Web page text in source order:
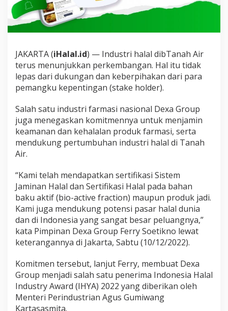
D
u
u
g
p
e
r
t
m
u
h
a
n
d
u
s
t
r
i
H
l
a
l
JAKARTA (iHalal.id) — Industri halal dibTanah Air
terus menunjukkan perkembangan. Hal itu tidak
lepas dari dukungan dan keberpihakan dari para
pemangku kepentingan (stake holder).
Salah satu industri farmasi nasional Dexa Group
juga menegaskan komitmennya untuk menjamin
keamanan dan kehalalan produk farmasi, serta
mendukung pertumbuhan industri halal di Tanah
Air.
“Kami telah mendapatkan sertifikasi Sistem
Jaminan Halal dan Sertifikasi Halal pada bahan
baku aktif (bio-active fraction) maupun produk jadi.
Kami juga mendukung potensi pasar halal dunia
dan di Indonesia yang sangat besar peluangnya,”
kata Pimpinan Dexa Group Ferry Soetikno lewat
keterangannya di Jakarta, Sabtu (10/12/2022).
Komitmen tersebut, lanjut Ferry, membuat Dexa
Group menjadi salah satu penerima Indonesia Halal
Industry Award (IHYA) 2022 yang diberikan oleh
Menteri Perindustrian Agus Gumiwang
Kartasasmita.